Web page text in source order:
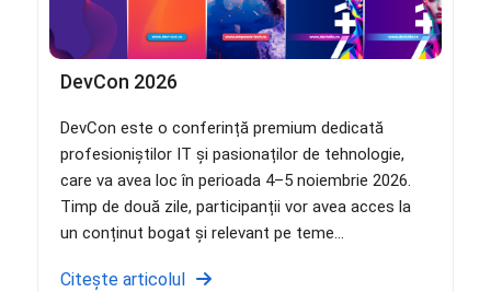
DevCon 2026
DevCon este o conferință premium dedicată
profesioniștilor IT și pasionaților de tehnologie,
care va avea loc în perioada 4–5 noiembrie 2026.
Timp de două zile, participanții vor avea acces la
un conținut bogat și relevant pe teme...
Citește articolul